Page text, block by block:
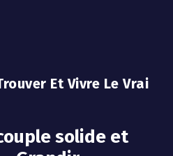
solide et